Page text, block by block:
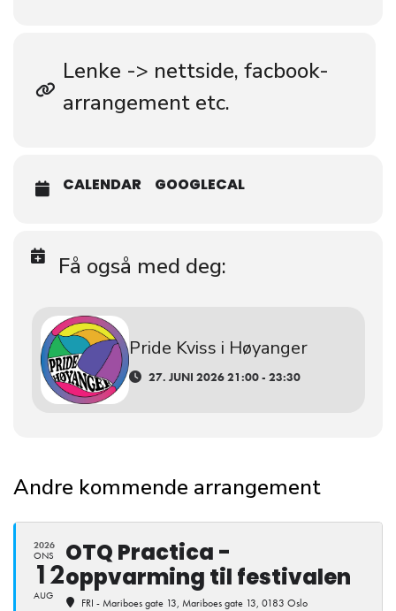
Lenke -> nettside, facbook-
arrangement etc.
CALENDAR GOOGLECAL
Få også med deg:
Pride Kviss i Høyanger
27. JUNI 2026 21:00 - 23:30
Andre kommende arrangement
2026
ONS
12
AUG
OTQ Practica -
oppvarming til festivalen
FRI - Mariboes gate 13, Mariboes gate 13, 0183 Oslo